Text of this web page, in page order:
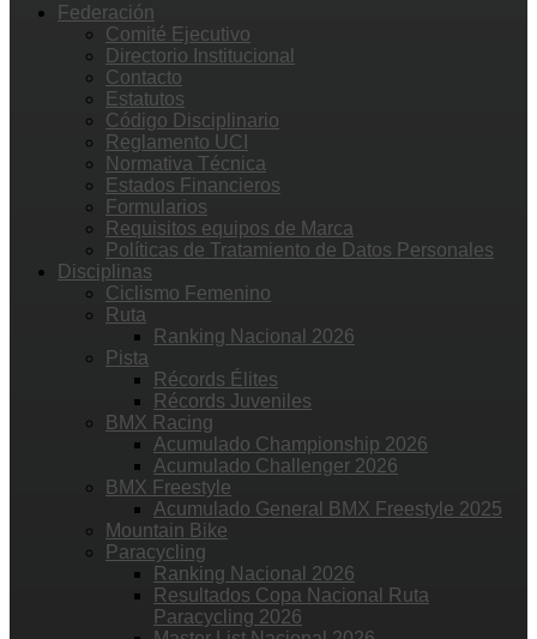
Federación
Comité Ejecutivo
Directorio Institucional
Contacto
Estatutos
Código Disciplinario
Reglamento UCI
Normativa Técnica
Estados Financieros
Formularios
Requisitos equipos de Marca
Políticas de Tratamiento de Datos Personales
Disciplinas
Ciclismo Femenino
Ruta
Ranking Nacional 2026
Pista
Récords Élites
Récords Juveniles
BMX Racing
Acumulado Championship 2026
Acumulado Challenger 2026
BMX Freestyle
Acumulado General BMX Freestyle 2025
Mountain Bike
Paracycling
Ranking Nacional 2026
Resultados Copa Nacional Ruta
Paracycling 2026